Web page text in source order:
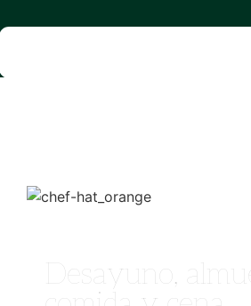
Desayuno,